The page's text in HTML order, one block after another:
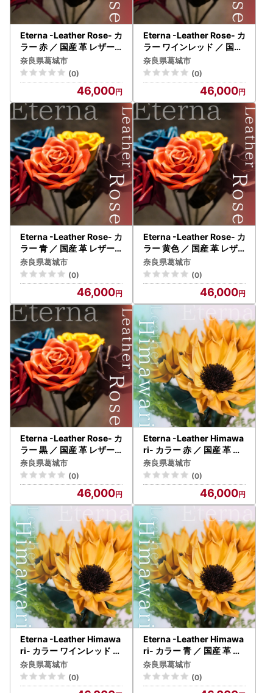
Eterna -Leather Rose- カ
ラー 赤 ／ 国産 革 レザー
ローズ バラ 造花 アートフ
ラワー 小物 インテリア 記
念日 プレゼント 奈良県 葛
城市【area001-red】
奈良県葛城市
(0)
46,000
Eterna -Leather Rose- カ
ラー ワインレッド ／ 国産
革 レザー ローズ バラ 造花
アートフラワー 小物 イン
テリア 記念日 プレゼント
奈良県 葛城市【area001-
winered】
奈良県葛城市
(0)
46,000
Eterna -Leather Rose- カ
ラー 青 ／ 国産 革 レザー
ローズ バラ 造花 アートフ
ラワー 小物 インテリア 記
念日 プレゼント 奈良県 葛
城市【area001-blue】
奈良県葛城市
(0)
46,000
Eterna -Leather Rose- カ
ラー 黄色 ／ 国産 革 レザ
ー ローズ バラ 造花 アート
フラワー 小物 インテリア
記念日 プレゼント 奈良県
葛城市【area001-yellow
】
奈良県葛城市
(0)
46,000
Eterna -Leather Rose- カ
ラー 黒 ／ 国産 革 レザー
ローズ バラ 造花 アートフ
ラワー 小物 インテリア 記
念日 プレゼント 奈良県 葛
城市【area001-black】
奈良県葛城市
(0)
46,000
Eterna -Leather Himawa
ri- カラー 赤 ／ 国産 革 レ
ザー ひまわり 造花 アート
フラワー 小物 インテリア
記念日 プレゼント 奈良県
葛城市【area002-red】
奈良県葛城市
(0)
46,000
Eterna -Leather Himawa
ri- カラー ワインレッド ／
国産 革 レザー ひまわり 造
花 アートフラワー 小物 イ
ンテリア 記念日 プレゼン
奈良県葛城市
(0)
Eterna -Leather Himawa
ri- カラー 青 ／ 国産 革 レ
ザー ひまわり 造花 アート
フラワー 小物 インテリア
記念日 プレゼント 奈良県
奈良県葛城市
(0)